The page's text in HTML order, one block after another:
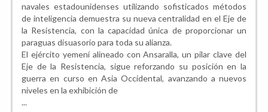
navales estadounidenses utilizando sofisticados métodos
de inteligencia demuestra su nueva centralidad en el Eje de
la Resistencia, con la capacidad única de proporcionar un
paraguas disuasorio para toda su alianza.
El ejército yemení alineado con Ansaralla, un pilar clave del
Eje de la Resistencia, sigue reforzando su posición en la
guerra en curso en Asia Occidental, avanzando a nuevos
niveles en la exhibición de
...